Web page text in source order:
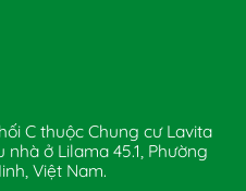
C thuộc Chung cư Lavita
nhà ở Lilama 45.1, Phường
Việt Nam.